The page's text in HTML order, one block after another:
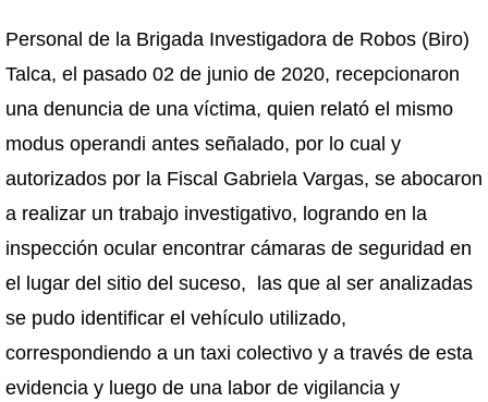
Personal de la Brigada Investigadora de Robos (Biro)
Talca, el pasado 02 de junio de 2020, recepcionaron
una denuncia de una víctima, quien relató el mismo
modus operandi antes señalado, por lo cual y
autorizados por la Fiscal Gabriela Vargas, se abocaron
a realizar un trabajo investigativo, logrando en la
inspección ocular encontrar cámaras de seguridad en
el lugar del sitio del suceso, las que al ser analizadas
se pudo identificar el vehículo utilizado,
correspondiendo a un taxi colectivo y a través de esta
evidencia y luego de una labor de vigilancia y